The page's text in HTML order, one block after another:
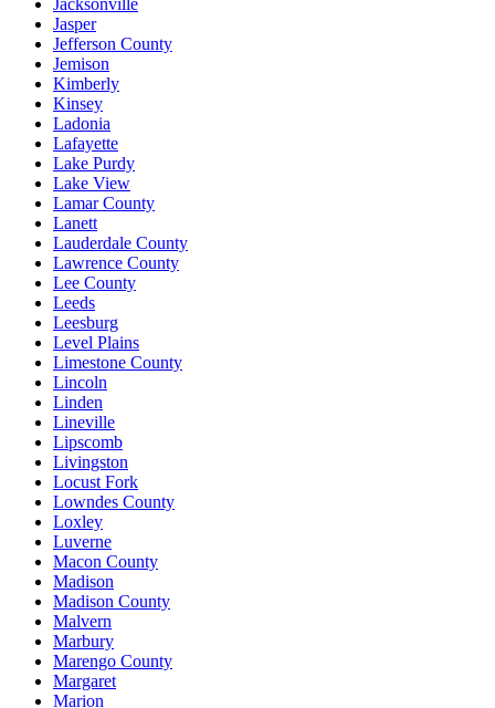
Jasper
Jefferson County
Jemison
Kimberly
Kinsey
Ladonia
Lafayette
Lake Purdy
Lake View
Lamar County
Lanett
Lauderdale County
Lawrence County
Lee County
Leeds
Leesburg
Level Plains
Limestone County
Lincoln
Linden
Lineville
Lipscomb
Livingston
Locust Fork
Lowndes County
Loxley
Luverne
Macon County
Madison
Madison County
Malvern
Marbury
Marengo County
Margaret
Marion